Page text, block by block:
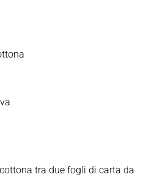
tra due fogli di carta da